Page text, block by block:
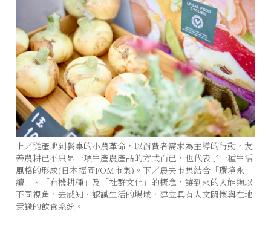
上／從產地到餐桌的小農革命，以消費者需求為主導的行動，友
善農耕已不只是一項生產農產品的方式而已，也代表了一種生活
風格的形成(日本福岡FOM市集)。下／農夫市集結合「環境永
續」、「有機耕種」及「社群文化」的概念，讓到來的人能夠以
不同視角，去感知、認識生活的場域，建立具有人文關懷與在地
意識的飲食系統。